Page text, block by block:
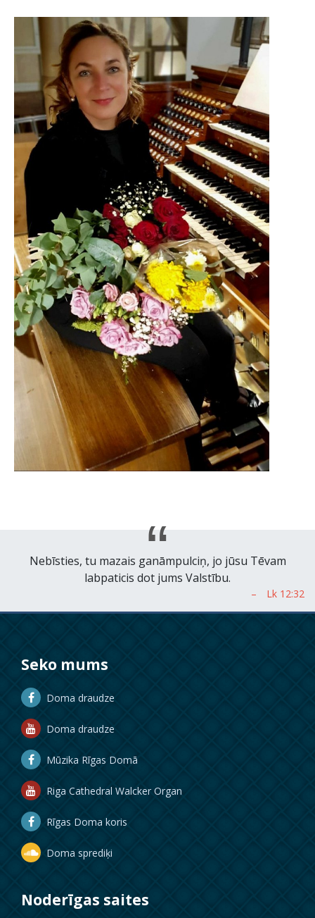
Nebīsties, tu mazais ganāmpulciņ, jo jūsu Tēvam
labpaticis dot jums Valstību.
Seko mums
Doma draudze
Doma draudze
Mūzika Rīgas Domā
Riga Cathedral Walcker Organ
Rīgas Doma koris
Doma sprediķi
Noderīgas saites